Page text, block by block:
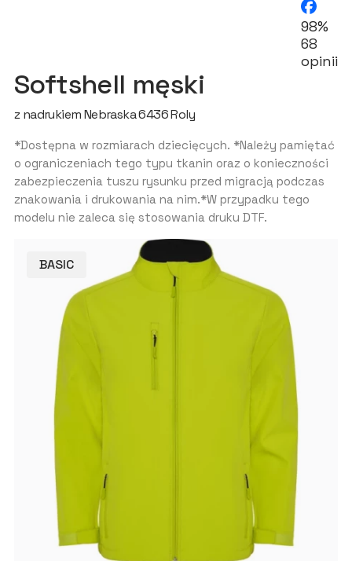
98%
68
opinii
Softshell męski
z nadrukiem Nebraska 6436 Roly
*Dostępna w rozmiarach dziecięcych. *Należy pamiętać
o ograniczeniach tego typu tkanin oraz o konieczności
zabezpieczenia tuszu rysunku przed migracją podczas
znakowania i drukowania na nim.*W przypadku tego
modelu nie zaleca się stosowania druku DTF.
BASIC